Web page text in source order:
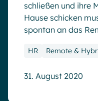
schließen und ihre
Hause schicken
spontan an das
HR Remote &
31. August 2020